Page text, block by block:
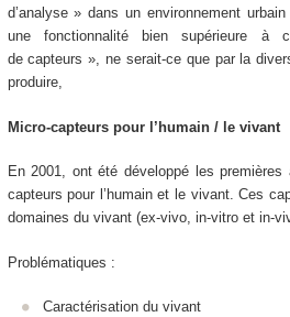
d’analyse » dans un environnement
une fonctionnalité bien supérieure à
de capteurs », ne serait-ce que par la
produire,
Micro-capteurs pour l’humain / le vivant
En 2001, ont été développé les
capteurs pour l’humain et le vivant. Ces
domaines du vivant (ex-vivo, in-vitro et in-
Problématiques :
Caractérisation du vivant